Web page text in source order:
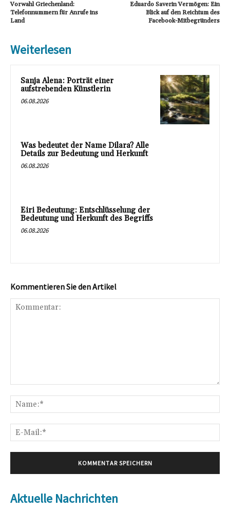
Vorwahl Griechenland:
Telefonnummern für Anrufe ins
Land
Eduardo Saverin Vermögen: Ein
Blick auf den Reichtum des
Facebook-Mitbegründers
Weiterlesen
Sanja Alena: Porträt einer
aufstrebenden Künstlerin
06.08.2026
Was bedeutet der Name Dilara? Alle
Details zur Bedeutung und Herkunft
06.08.2026
Eiri Bedeutung: Entschlüsselung der
Bedeutung und Herkunft des Begriffs
06.08.2026
Kommentieren Sie den Artikel
Aktuelle Nachrichten